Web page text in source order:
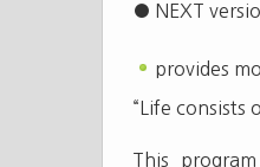
● NEXT
provides
“Life consists
This